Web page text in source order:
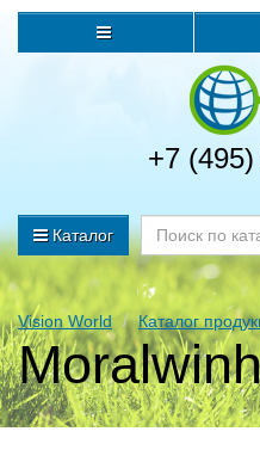
+7
Каталог
Vision World Каталог